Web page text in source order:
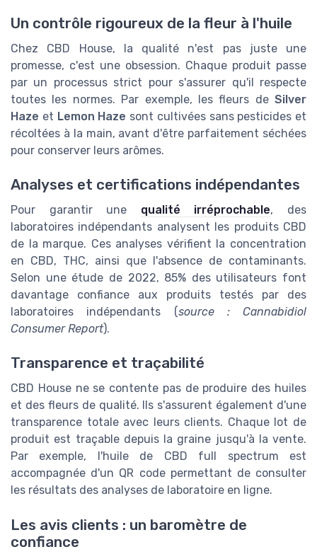
Un contrôle rigoureux de la fleur à l'huile
Chez CBD House, la qualité n'est pas juste une
promesse, c'est une obsession. Chaque produit passe
par un processus strict pour s'assurer qu'il respecte
toutes les normes. Par exemple, les fleurs de Silver
Haze et Lemon Haze sont cultivées sans pesticides et
récoltées à la main, avant d'être parfaitement séchées
pour conserver leurs arômes.
Analyses et certifications indépendantes
Pour garantir une qualité irréprochable, des
laboratoires indépendants analysent les produits CBD
de la marque. Ces analyses vérifient la concentration
en CBD, THC, ainsi que l'absence de contaminants.
Selon une étude de 2022, 85% des utilisateurs font
davantage confiance aux produits testés par des
laboratoires indépendants (source : Cannabidiol
Consumer Report).
Transparence et traçabilité
CBD House ne se contente pas de produire des huiles
et des fleurs de qualité. Ils s'assurent également d'une
transparence totale avec leurs clients. Chaque lot de
produit est traçable depuis la graine jusqu'à la vente.
Par exemple, l'huile de CBD full spectrum est
accompagnée d'un QR code permettant de consulter
les résultats des analyses de laboratoire en ligne.
Les avis clients : un baromètre de
confiance